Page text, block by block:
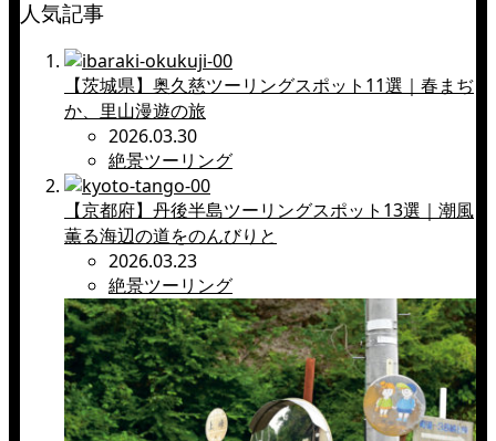
人気記事
【茨城県】奥久慈ツーリングスポット11選｜春まぢ
か、里山漫遊の旅
2026.03.30
絶景ツーリング
【京都府】丹後半島ツーリングスポット13選｜潮風
薫る海辺の道をのんびりと
2026.03.23
絶景ツーリング